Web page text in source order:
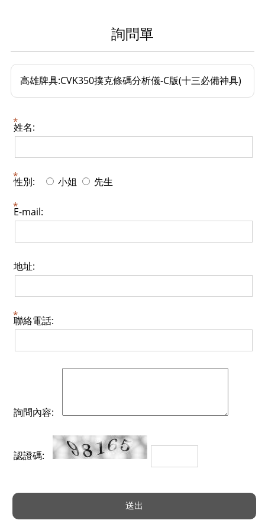
詢問單
高雄牌具:CVK350撲克條碼分析儀-C版(十三必備神具)
姓名:
性別: 小姐 先生
E-mail:
地址:
聯絡電話:
詢問內容:
認證碼: